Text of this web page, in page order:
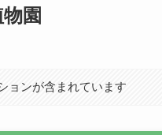
園
ョンが含まれています